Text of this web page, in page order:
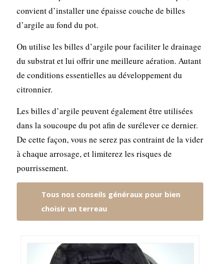
convient d’installer une épaisse couche de billes
d’argile au fond du pot.
On utilise les billes d’argile pour faciliter le drainage
du substrat et lui offrir une meilleure aération. Autant
de conditions essentielles au développement du
citronnier.
Les billes d’argile peuvent également être utilisées
dans la soucoupe du pot afin de surélever ce dernier.
De cette façon, vous ne serez pas contraint de la vider
à chaque arrosage, et limiterez les risques de
pourrissement.
Tous nos conseils généraux pour bien
choisir un terreau